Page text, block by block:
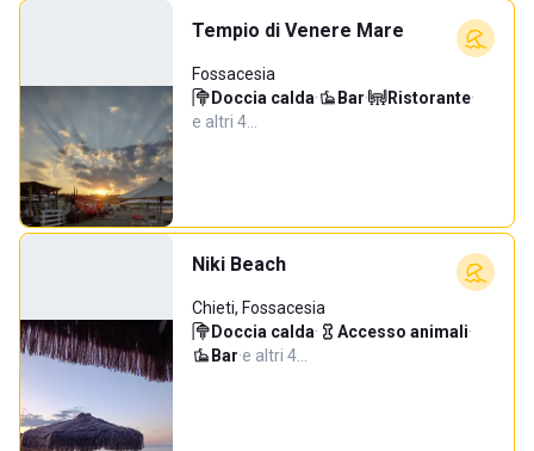
Tempio di Venere Mare
Fossacesia
Doccia calda· Bar· Ristorante·
e altri 4…
Niki Beach
Chieti, Fossacesia
Doccia calda· Accesso animali·
Bar·e altri 4…